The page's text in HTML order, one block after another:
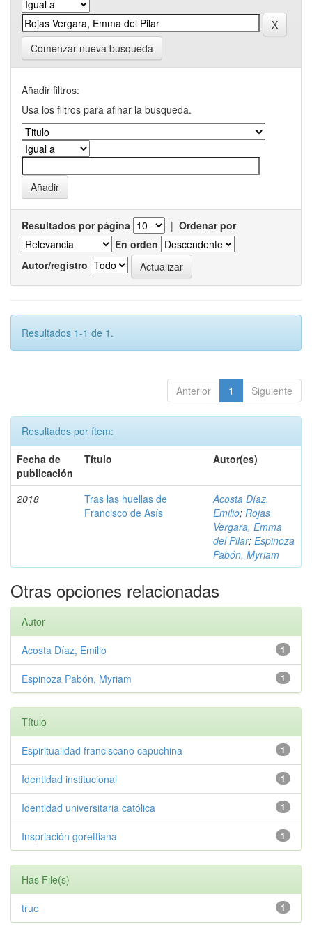
Comenzar nueva busqueda
Añadir filtros:
Usa los filtros para afinar la busqueda.
Resultados por página | Ordenar por
En orden
Autor/registro
Resultados 1-1 de 1.
Anterior 1 Siguiente
Resultados por ítem:
Fecha de
publicación
Título Autor(es)
2018
Tras las huellas de
Francisco de Asís
Acosta Díaz,
Emilio; Rojas
Vergara, Emma
del Pilar; Espinoza
Pabón, Myriam
Otras opciones relacionadas
Autor
1
Acosta Díaz, Emilio
1
Espinoza Pabón, Myriam
Título
1
Espiritualidad franciscano capuchina
1
Identidad institucional
1
Identidad universitaria católica
1
Inspriación gorettiana
Has File(s)
1
true